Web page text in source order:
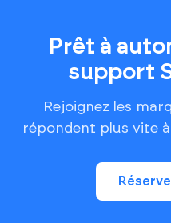
Prêt à
support
Rejoignez les
répondent plus vite